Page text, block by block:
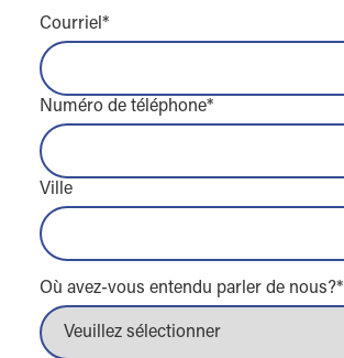
Courriel*
Numéro de téléphone*
Ville
Où avez-vous entendu parler de nous?*